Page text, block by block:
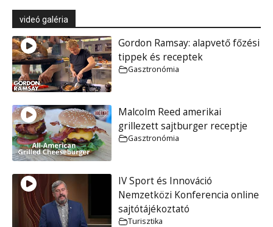
videó galéria
Gordon Ramsay: alapvető főzési
tippek és receptek
Gasztronómia
Malcolm Reed amerikai
grillezett sajtburger receptje
Gasztronómia
IV Sport és Innováció
Nemzetközi Konferencia online
sajtótájékoztató
Turisztika